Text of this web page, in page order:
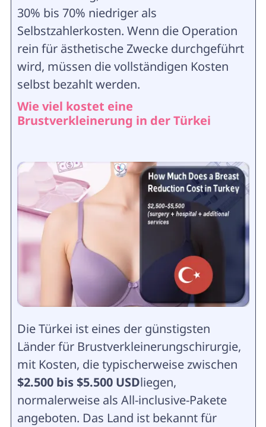
30% bis 70% niedriger als
Selbstzahlerkosten. Wenn die Operation
rein für ästhetische Zwecke durchgeführt
wird, müssen die vollständigen Kosten
selbst bezahlt werden.
Wie viel kostet eine
Brustverkleinerung in der Türkei
Die Türkei ist eines der günstigsten
Länder für Brustverkleinerungschirurgie,
mit Kosten, die typischerweise zwischen
$2.500 bis $5.500 USDliegen,
normalerweise als All-inclusive-Pakete
angeboten. Das Land ist bekannt für